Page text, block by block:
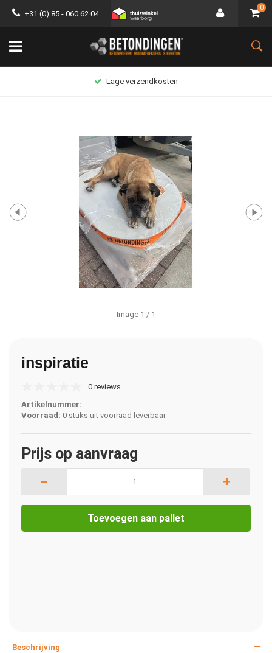
+31 (0) 85 - 060 62 04
0
Lage verzendkosten
Image 1 / 1
inspiratie
0 reviews
Artikelnummer:
Voorraad: 0 stuks uit voorraad leverbaar
Prijs op aanvraag
- +
Toevoegen aan pallet
Beschrijving